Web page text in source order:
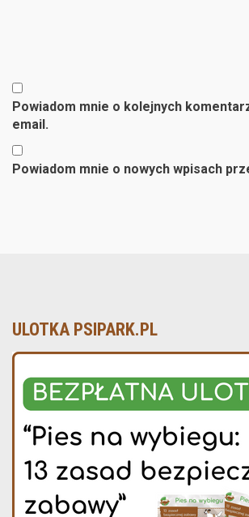
Powiadom mnie o kolejnych
email.
Powiadom mnie o nowych wpisach
ULOTKA PSIPARK.PL